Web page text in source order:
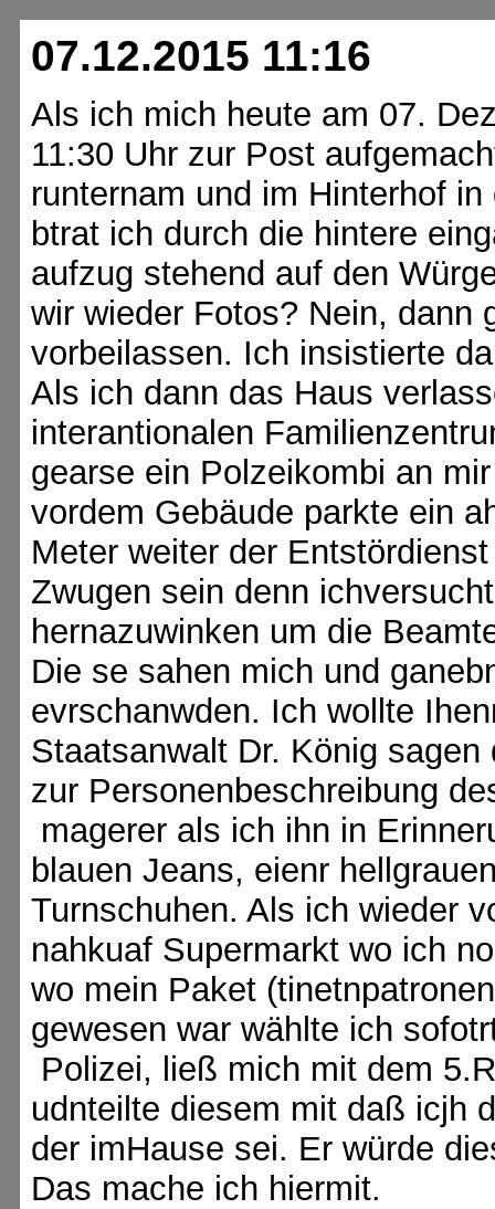
07.12.2015 11:16
Als ich mich heute am 07.
11:30 Uhr zur Post
runternam und im Hinterhof
btrat ich durch die hintere
aufzug stehend auf den
wir wieder Fotos? Nein, dann
vorbeilassen. Ich insistierte
Als ich dann das Haus
interantionalen
gearse ein Polzeikombi an
vordem Gebäude parkte ein
Meter weiter der
Zwugen sein denn
hernazuwinken um die
Die se sahen mich und
evrschanwden. Ich wollte
Staatsanwalt Dr. König
zur Personenbeschreibung
magerer als ich ihn in
blauen Jeans, eienr
Turnschuhen. Als ich wieder
nahkuaf Supermarkt wo ich
wo mein Paket
gewesen war wählte ich
Polizei, ließ mich mit dem
udnteilte diesem mit daß icjh
der imHause sei. Er würde
Das mache ich hiermit.